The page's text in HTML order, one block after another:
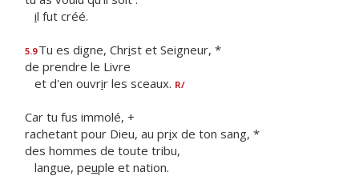
il fut créé.
5.9 Tu es digne, Christ et Seigneur, *
de prendre le Livre
et d'en ouvrir les sceaux. R/
Car tu fus immolé, +
rachetant pour Dieu, au prix de ton sang, *
des hommes de toute tribu,
langue, peuple et nation.